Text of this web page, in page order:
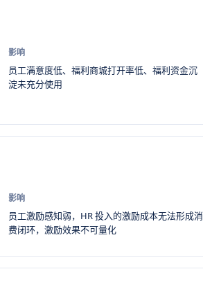
影响
员工满意度低、福利商城打开率低、福利资金沉
淀未充分使用
影响
员工激励感知弱，HR 投入的激励成本无法形成消
费闭环，激励效果不可量化